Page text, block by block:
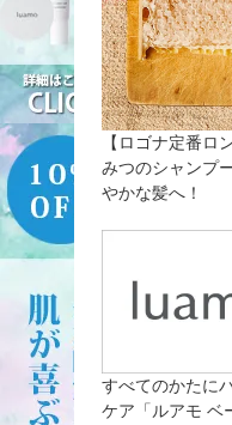
【ロゴナ定番ロ
みつのシャンプ
やかな髪へ！
すべてのかたに
ケア「ルアモ ベ